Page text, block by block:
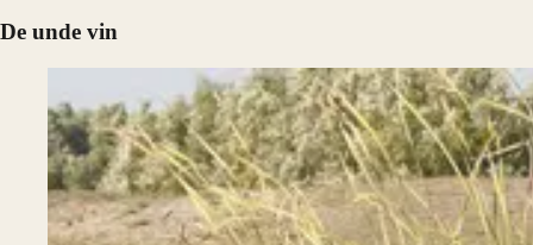
De unde vin